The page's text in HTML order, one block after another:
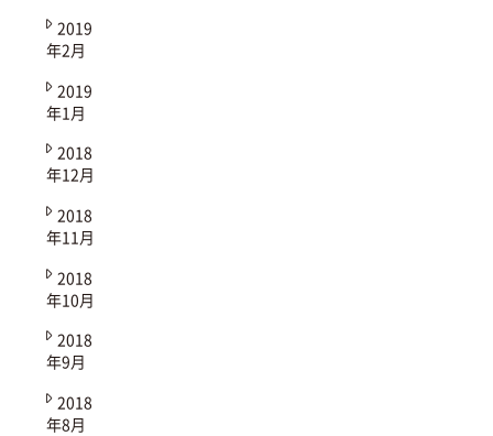
2019
年2月
2019
年1月
2018
年12月
2018
年11月
2018
年10月
2018
年9月
2018
年8月